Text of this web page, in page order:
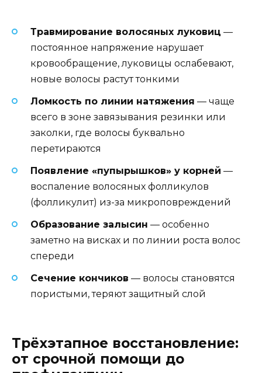
Травмирование волосяных луковиц —
постоянное напряжение нарушает
кровообращение, луковицы ослабевают,
новые волосы растут тонкими
Ломкость по линии натяжения — чаще
всего в зоне завязывания резинки или
заколки, где волосы буквально
перетираются
Появление «пупырышков» у корней —
воспаление волосяных фолликулов
(фолликулит) из-за микроповреждений
Образование залысин — особенно
заметно на висках и по линии роста волос
спереди
Сечение кончиков — волосы становятся
пористыми, теряют защитный слой
Трёхэтапное восстановление:
от срочной помощи до